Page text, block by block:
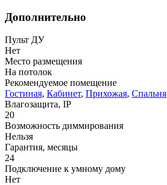
Дополнительно
Пульт ДУ
Нет
Место размещения
На потолок
Рекомендуемое помещение
Гостиная, Кабинет, Прихожая, Спальня
Влагозащита, IP
20
Возможность диммирования
Нельзя
Гарантия, месяцы
24
Подключение к умному дому
Нет